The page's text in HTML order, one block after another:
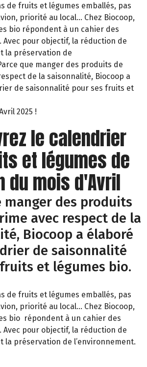
de fruits et légumes emballés, pas
priorité au local… Chez Biocoop,
bio répondent à un cahier des
Avec pour objectif, la réduction de
la préservation de
que manger des produits de
de la saisonnalité, Biocoop a
de saisonnalité pour ses fruits et
2025 !
le calendrier
et légumes de
du mois d'Avril
manger des produits
avec respect de la
Biocoop a élaboré
de saisonnalité
et légumes bio.
de fruits et légumes emballés, pas
priorité au local… Chez Biocoop,
bio répondent à un cahier des
Avec pour objectif, la réduction de
la préservation de l’environnement.